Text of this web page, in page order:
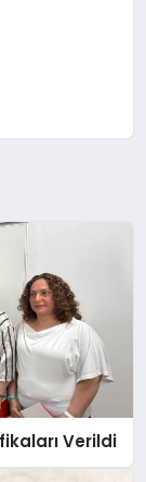
Verildi